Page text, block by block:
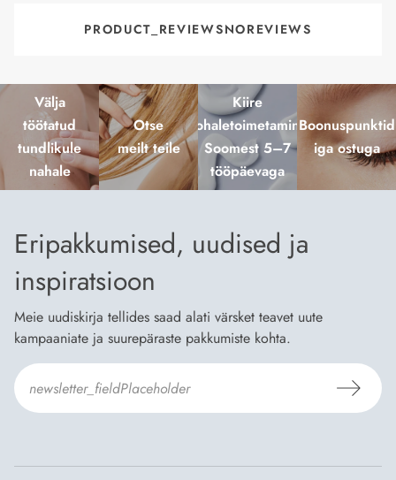
PRODUCT_REVIEWSNOREVIEWS
Välja
töötatud
tundlikule
nahale
Otse
meilt teile
Kiire
kohaletoimetamine
Soomest 5–7
tööpäevaga
Boonuspunktid
iga ostuga
Eripakkumised, uudised ja
inspiratsioon
Meie uudiskirja tellides saad alati värsket teavet uute
kampaaniate ja suurepäraste pakkumiste kohta.